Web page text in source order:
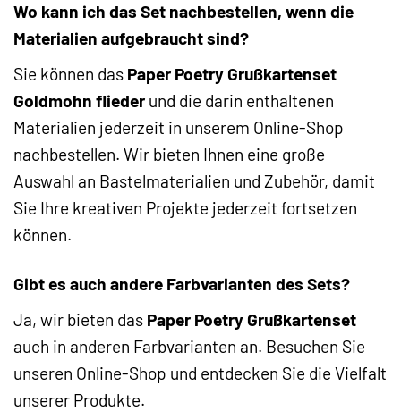
Wo kann ich das Set nachbestellen, wenn die
Materialien aufgebraucht sind?
Sie können das Paper Poetry Grußkartenset
Goldmohn flieder und die darin enthaltenen
Materialien jederzeit in unserem Online-Shop
nachbestellen. Wir bieten Ihnen eine große
Auswahl an Bastelmaterialien und Zubehör, damit
Sie Ihre kreativen Projekte jederzeit fortsetzen
können.
Gibt es auch andere Farbvarianten des Sets?
Ja, wir bieten das Paper Poetry Grußkartenset
auch in anderen Farbvarianten an. Besuchen Sie
unseren Online-Shop und entdecken Sie die Vielfalt
unserer Produkte.